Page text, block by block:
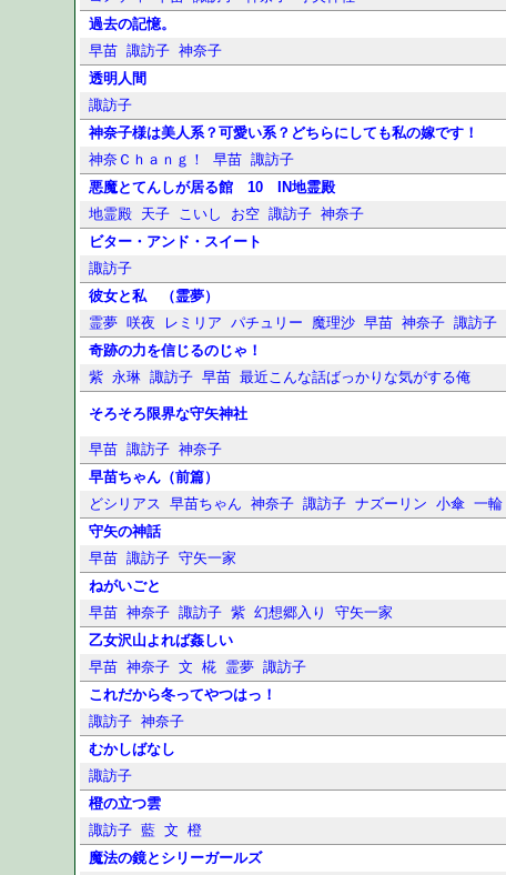
過去の記憶。
早苗 諏訪子 神奈子
透明人間
諏訪子
神奈子様は美人系？可愛い系？どちらにしても私の嫁です！
神奈Ｃｈａｎｇ！
早苗 諏訪子
悪魔とてんしが居る館 10 IN地霊殿
地霊殿 天子 こいし お空 諏訪子 神奈子
ビター・アンド・スイート
諏訪子
彼女と私 （霊夢）
霊夢 咲夜 レミリア パチュリー 魔理沙 早苗 神奈子 諏訪子
奇跡の力を信じるのじゃ！
紫 永琳 諏訪子 早苗 最近こんな話ばっかりな気がする俺
そろそろ限界な守矢神社
早苗 諏訪子 神奈子
早苗ちゃん（前篇）
どシリアス
早苗ちゃん 神奈子 諏訪子 ナズーリン 小傘 一輪
守矢の神話
早苗 諏訪子 守矢一家
ねがいごと
早苗 神奈子 諏訪子 紫 幻想郷入り
守矢一家
乙女沢山よれば姦しい
早苗 神奈子 文 椛 霊夢 諏訪子
これだから冬ってやつはっ！
諏訪子 神奈子
むかしばなし
諏訪子
橙の立つ雲
諏訪子 藍 文
橙
魔法の鏡とシリーガールズ